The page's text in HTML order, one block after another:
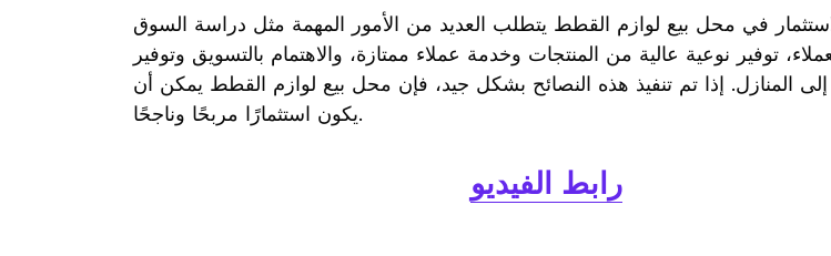
في محل بيع لوازم القطط يتطلب العديد من الأمور المهمة مثل دراسة السوق
توفير نوعية عالية من المنتجات وخدمة عملاء ممتازة، والاهتمام بالتسويق وتوفير
المنازل. إذا تم تنفيذ هذه النصائح بشكل جيد، فإن محل بيع لوازم القطط يمكن أن
يكون استثمارًا مربحًا وناجحًا.
رابط الفيديو